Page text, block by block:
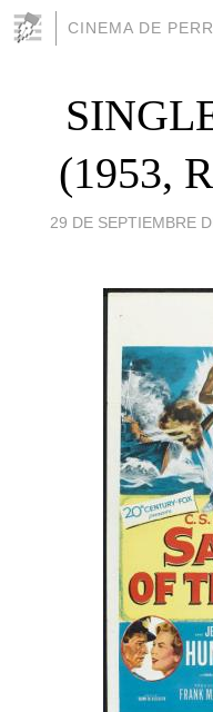
CINEMA DE
(1953,
29 DE SEPTIEMBRE